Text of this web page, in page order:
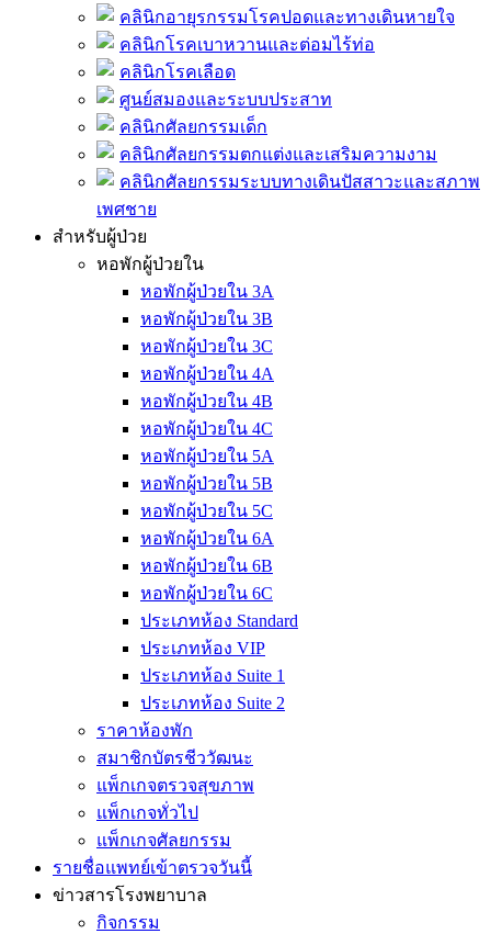
คลินิกอายุรกรรมโรคปอดและทางเดินหายใจ
คลินิกโรคเบาหวานและต่อมไร้ท่อ
คลินิกโรคเลือด
ศูนย์สมองและระบบประสาท
คลินิกศัลยกรรมเด็ก
คลินิกศัลยกรรมตกแต่งและเสริมความงาม
คลินิกศัลยกรรมระบบทางเดินปัสสาวะและสภาพ
เพศชาย
สำหรับผู้ป่วย
หอพักผู้ป่วยใน
หอพักผู้ป่วยใน 3A
หอพักผู้ป่วยใน 3B
หอพักผู้ป่วยใน 3C
หอพักผู้ป่วยใน 4A
หอพักผู้ป่วยใน 4B
หอพักผู้ป่วยใน 4C
หอพักผู้ป่วยใน 5A
หอพักผู้ป่วยใน 5B
หอพักผู้ป่วยใน 5C
หอพักผู้ป่วยใน 6A
หอพักผู้ป่วยใน 6B
หอพักผู้ป่วยใน 6C
ประเภทห้อง Standard
ประเภทห้อง VIP
ประเภทห้อง Suite 1
ประเภทห้อง Suite 2
ราคาห้องพัก
สมาชิกบัตรชีววัฒนะ
แพ็กเกจตรวจสุขภาพ
แพ็กเกจทั่วไป
แพ็กเกจศัลยกรรม
รายชื่อแพทย์เข้าตรวจวันนี้
ข่าวสารโรงพยาบาล
กิจกรรม